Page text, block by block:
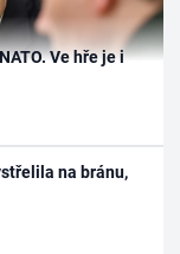
Ve hře je i
na bránu,